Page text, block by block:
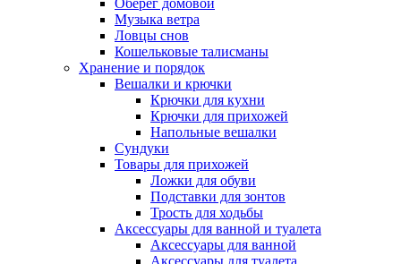
Оберег домовой
Музыка ветра
Ловцы снов
Кошельковые талисманы
Хранение и порядок
Вешалки и крючки
Крючки для кухни
Крючки для прихожей
Напольные вешалки
Сундуки
Товары для прихожей
Ложки для обуви
Подставки для зонтов
Трость для ходьбы
Аксессуары для ванной и туалета
Аксессуары для ванной
Аксессуары для туалета